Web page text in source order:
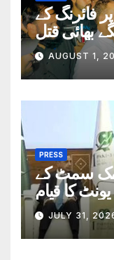
فائرنگ کے
بھائی قتل
AUGUST 1,
PRESS
سمٹ کے
کا قیام
قرار دیدیا
JULY 31,